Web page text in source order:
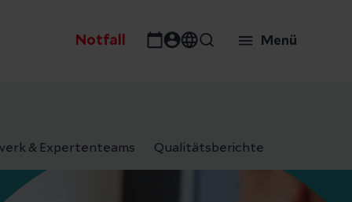
Notfall Menü
& Expertenteams Qualitätsberichte